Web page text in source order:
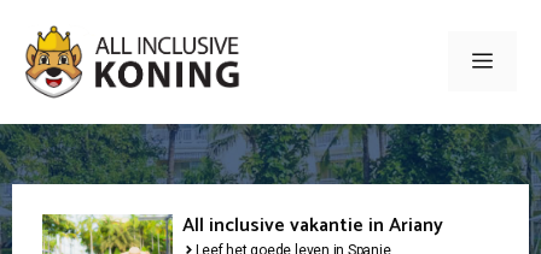
naar
inhoud
Menu
All inclusive vakantie in Ariany
Leef het goede leven in Spanje